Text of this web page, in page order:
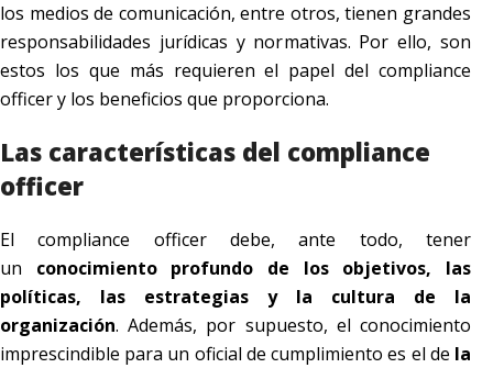
los medios de comunicación, entre otros, tienen grandes
responsabilidades jurídicas y normativas. Por ello, son
estos los que más requieren el papel del compliance
officer y los beneficios que proporciona.
Las características del compliance
officer
El compliance officer debe, ante todo, tener
un conocimiento profundo de los objetivos, las
políticas, las estrategias y la cultura de la
organización. Además, por supuesto, el conocimiento
imprescindible para un oficial de cumplimiento es el de la